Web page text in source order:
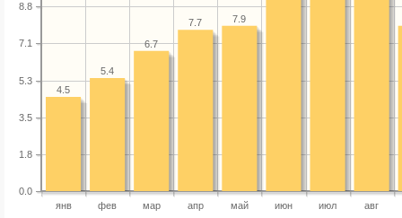
янв фев мар апр май июн июл авг
0.0
1.8
3.5
5.3
7.1
8.8
7.9
7.7
6.7
5.4
4.5